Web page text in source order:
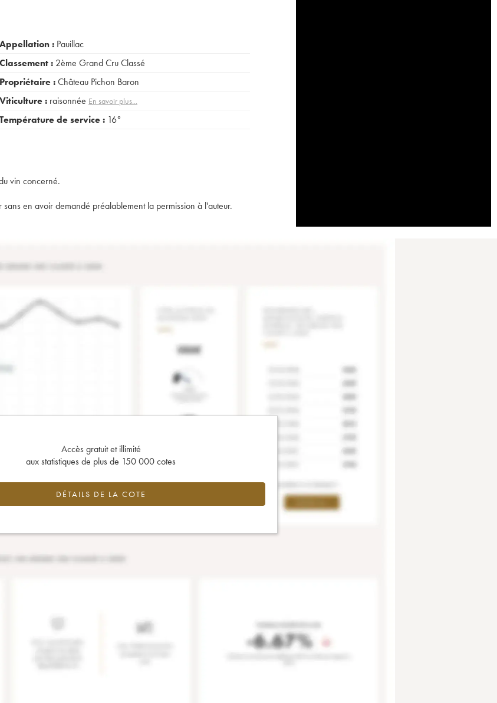
Appellation : Pauillac
Classement : 2ème Grand Cru Classé
Propriétaire :Château Pichon Baron
Viticulture : raisonnée En savoir plus...
Température de service : 16°
vin concerné.
en avoir demandé préalablement la permission à l'auteur.
Accès gratuit et illimité
aux statistiques de plus de 150 000 cotes
DÉTAILS DE LA COTE